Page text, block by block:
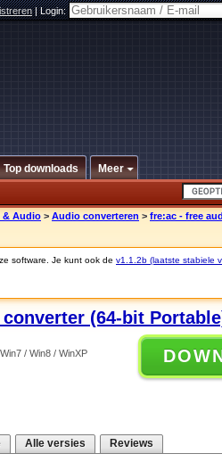
|Login:
Top downloads Meer
& Audio > Audio converteren > fre:ac - free
software. Je kunt ook de v1.1.2b (laatste stabiele
(64-bit
/ Win8 / WinXP
Alle versies Reviews